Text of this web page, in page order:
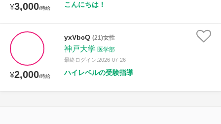
¥3,000/時給 こんにちは！
¥2,000/時給
yxVbcQ (21)女性
神戸大学 医学部
最終ログイン:2026-07-26
ハイレベルの受験指導